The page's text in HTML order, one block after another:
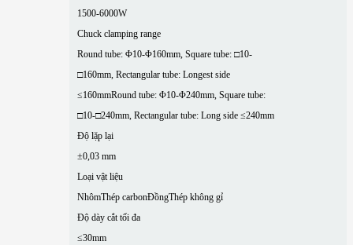
1500-6000W
Chuck clamping range
Round tube: Φ10-Φ160mm, Square tube: □10-
□160mm, Rectangular tube: Longest side
≤160mmRound tube: Φ10-Φ240mm, Square tube:
□10-□240mm, Rectangular tube: Long side ≤240mm
Độ lặp lại
±0,03 mm
Loại vật liệu
NhômThép carbonĐồngThép không gỉ
Độ dày cắt tối đa
≤30mm